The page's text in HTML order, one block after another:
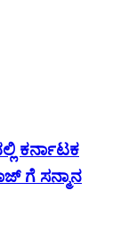
ಕರ್ನಾಟಕ
ಗೆ ಸನ್ಮಾನ